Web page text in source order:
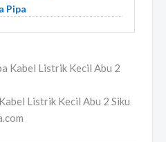
Pipa
Listrik Kecil Abu 2 Siku